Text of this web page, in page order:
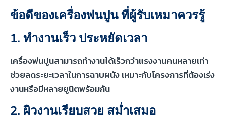
ข้อดีของเครื่องพ่นปูน ที่ผู้รับเหมาควรรู้
1. ทำงานเร็ว ประหยัดเวลา
เครื่องพ่นปูนสามารถทำงานได้เร็วกว่าแรงงานคนหลายเท่า
ช่วยลดระยะเวลาในการฉาบผนัง เหมาะกับโครงการที่ต้องเร่ง
งานหรือมีหลายยูนิตพร้อมกัน
2. ผิวงานเรียบสวย สม่ำเสมอ